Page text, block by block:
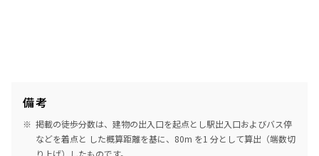
備考
掲載の徒歩分数は、建物の出入口を起点とし駅出入口およびバス停
などを着点と した概算距離を基に、80m を1 分として算出（端数切
り上げ）したものです。